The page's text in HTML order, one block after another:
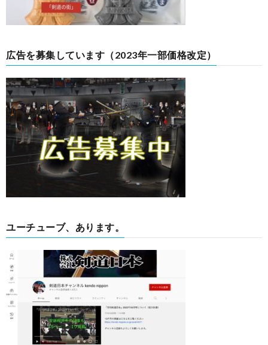
広告を募集しています（2023年一部価格改定）
ユーチューブ、あります。